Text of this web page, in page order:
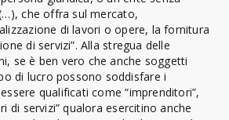
che offra sul mercato,
di lavori o opere, la fornitura
di servizi”. Alla stregua delle
se è ben vero che anche soggetti
di lucro possono soddisfare i
qualificati come “imprenditori”,
di servizi” qualora esercitino anche